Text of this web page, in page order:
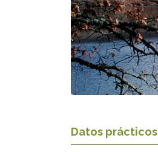
Datos prácticos